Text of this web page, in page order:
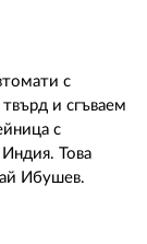
с
и сгъваем
с
Това
Ибушев.